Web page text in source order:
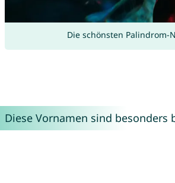
Die schönsten Palindrom-
Diese Vornamen sind besonders